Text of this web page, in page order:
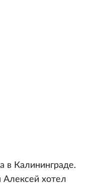
в Калининграде.
хотел